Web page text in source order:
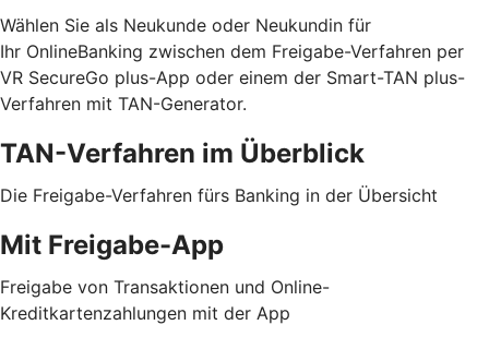
Wählen Sie als Neukunde oder Neukundin für
Ihr OnlineBanking zwischen dem Freigabe-Verfahren per
VR SecureGo plus-App oder einem der Smart-TAN plus-
Verfahren mit TAN-Generator.
TAN-Verfahren im Überblick
Die Freigabe-Verfahren fürs Banking in der Übersicht
Mit Freigabe-App
Freigabe von Transaktionen und Online-
Kreditkartenzahlungen mit der App